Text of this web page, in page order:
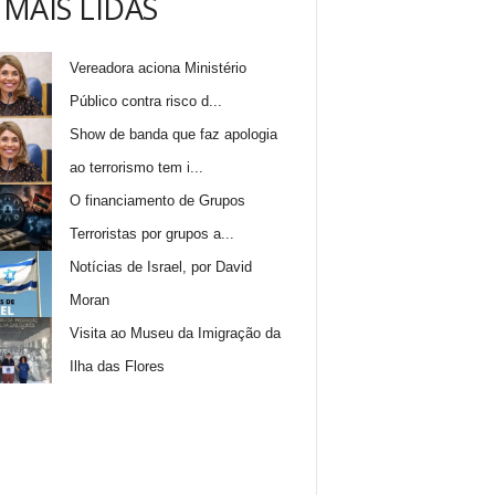
LIDAS
Vereadora aciona Ministério
Público contra risco d...
Show de banda que faz apologia
ao terrorismo tem i...
O financiamento de Grupos
Terroristas por grupos a...
Notícias de Israel, por David
Moran
Visita ao Museu da Imigração da
Ilha das Flores